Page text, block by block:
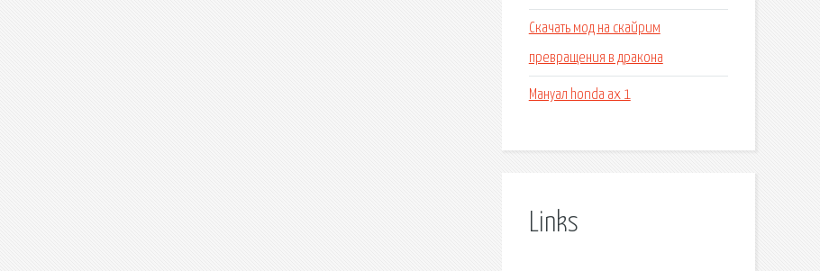
Скачать мод на скайрим
превращения в дракона
Мануал honda ax 1
Links